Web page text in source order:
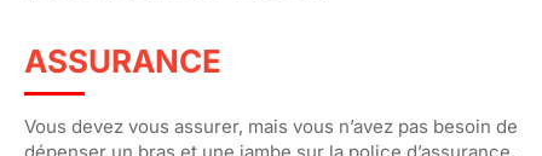
ASSURANCE
Vous devez vous assurer, mais vous n’avez pas besoin de